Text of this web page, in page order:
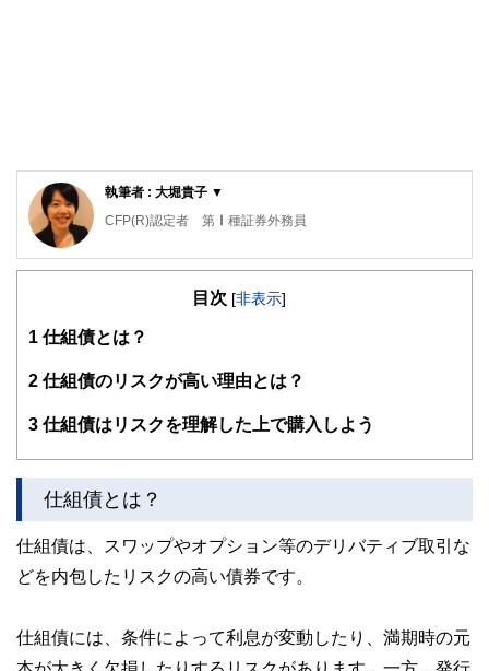
執筆者 : 大堀貴子 ▼
CFP(R)認定者 第Ⅰ種証券外務員
2008年南山大学法学部法律学科卒業後、大手証券会社で、
在タイ中、2人をタイで出産、子育てする。本帰国後、日本
に奮闘中。子供への早期教育の多額の出費、住宅ローン、子
使って、資産運用をしています。実際の経験を踏まえた、お
目次 [非表示]
1 仕組債とは？
2 仕組債のリスクが高い理由とは？
3 仕組債はリスクを理解した上で購入しよう
仕組債とは？
仕組債は、スワップやオプション等のデリバティブ取引な
どを内包したリスクの高い債券です。
仕組債には、条件によって利息が変動したり、満期時の元